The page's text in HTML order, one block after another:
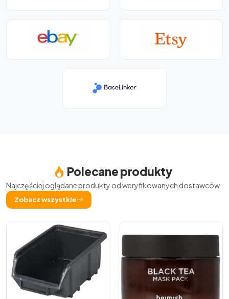
Polecane produkty
Najczęściej oglądane produkty od weryfikowanych dostawców
Zobacz wszystkie